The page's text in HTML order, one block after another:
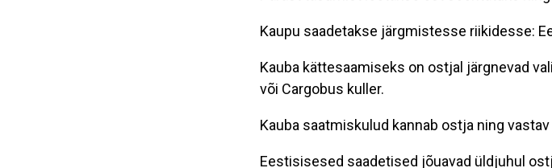
Kaupu saadetakse järgmistesse riikidesse:
Kauba kättesaamiseks on ostjal järgnevad
või Cargobus kuller.
Kauba saatmiskulud kannab ostja ning
Eestisisesed saadetised jõuavad üldjuhul